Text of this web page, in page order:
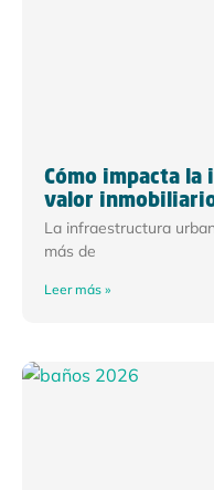
Cómo impacta la
valor
La infraestructura
más de
Leer más »